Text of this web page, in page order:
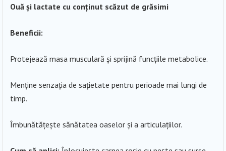
Ouă și lactate cu conținut scăzut de grăsimi
Beneficii:
Protejează masa musculară și sprijină funcțiile metabolice.
Menține senzația de sațietate pentru perioade mai lungi de
timp.
Îmbunătățește sănătatea oaselor și a articulațiilor.